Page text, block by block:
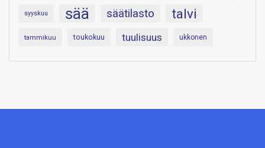
syyskuu sää säätilasto talvi
tammikuu toukokuu tuulisuus ukkonen